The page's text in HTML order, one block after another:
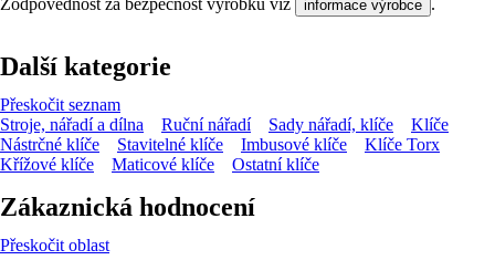
Zodpovědnost za bezpečnost výrobku viz informace výrobce .
Další kategorie
Přeskočit seznam
Stroje, nářadí a dílna
Ruční nářadí Sady nářadí, klíče
Klíče
Nástrčné klíče
Stavitelné klíče Imbusové klíče
Klíče Torx
Křížové klíče
Maticové klíče Ostatní klíče
Zákaznická hodnocení
Přeskočit oblast